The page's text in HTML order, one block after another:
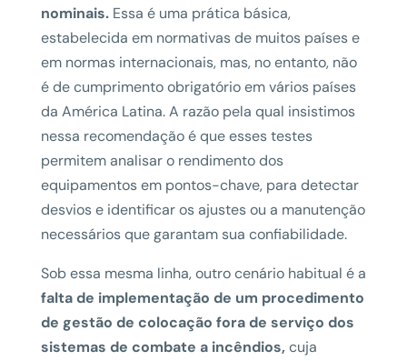
nominais.Essa é uma prática básica,
estabelecida em normativas de muitos países e
em normas internacionais, mas, no entanto, não
é de cumprimento obrigatório em vários países
da América Latina. A razão pela qual insistimos
nessa recomendação é que esses testes
permitem analisar o rendimento dos
equipamentos em pontos-chave, para detectar
desvios e identificar os ajustes ou a manutenção
necessários que garantam sua confiabilidade.
Sob essa mesma linha, outro cenário habitual é a
falta de implementação de um procedimento
de gestão de colocação fora de serviço dos
sistemas de combate a incêndios, cuja